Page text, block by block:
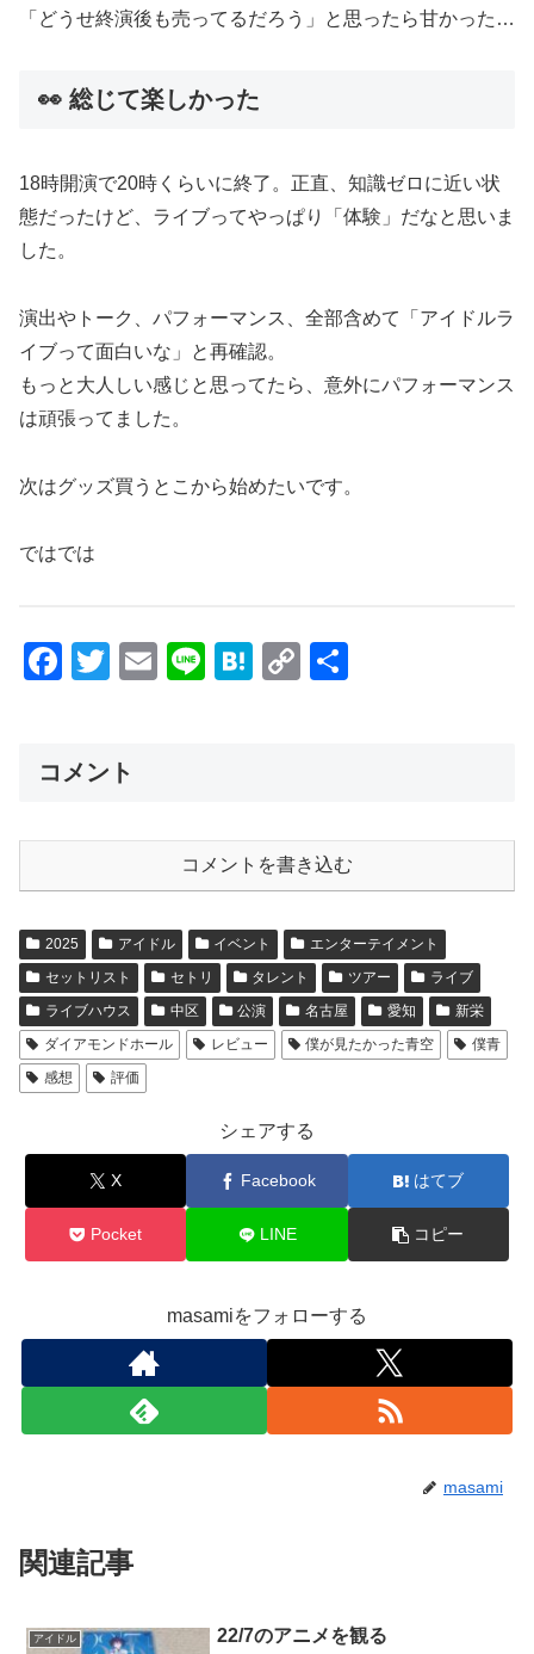
「どうせ終演後も売ってるだろう」と思ったら甘かった…
👀 総じて楽しかった
18時開演で20時くらいに終了。正直、知識ゼロに近い状
態だったけど、ライブってやっぱり「体験」だなと思いま
した。
演出やトーク、パフォーマンス、全部含めて「アイドルラ
イブって面白いな」と再確認。
もっと大人しい感じと思ってたら、意外にパフォーマンス
は頑張ってました。
次はグッズ買うとこから始めたいです。
ではでは
F
e
o
o
k
T
er
E
Li
H
C
n
k
コメント
コメントを書き込む
2025 アイドル イベント
エンターテイメント
セットリスト
セトリ タレント ツアー
ライブ
ライブハウス
中区 公演 名古屋 愛知
新栄
ダイアモンドホール
レビュー 僕が見たかった青空
僕青
感想
評価
シェアする
X Facebook はてブ
Pocket LINE コピー
masamiをフォローする
masami
関連記事
アイドル 22/7のアニメを観る